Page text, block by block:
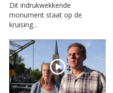
Dit indrukwekkende
monument staat op de
kruising...